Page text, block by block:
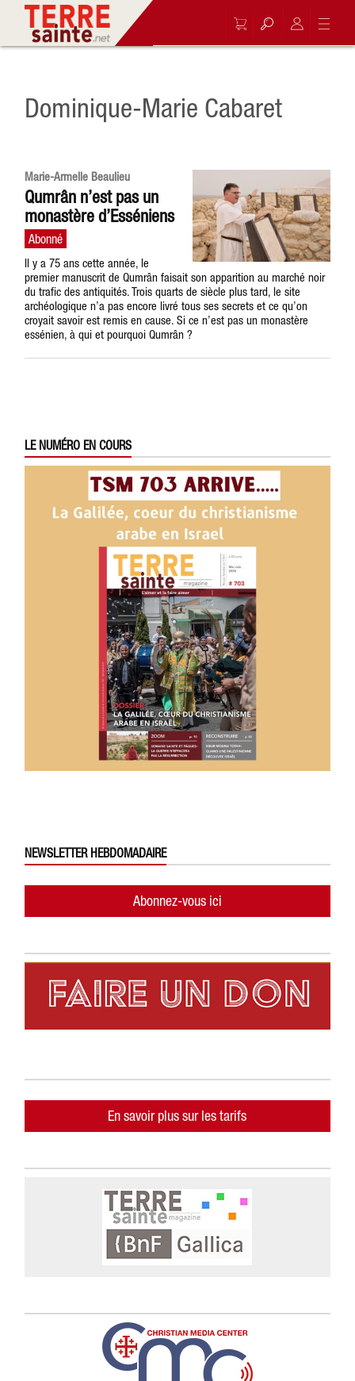
Dominique-Marie Cabaret
Marie-Armelle Beaulieu
Qumrân n’est pas un
monastère d’Esséniens
Il y a 75 ans cette année, le
premier manuscrit de Qumrân faisait son apparition au marché noir
du trafic des antiquités. Trois quarts de siècle plus tard, le site
archéologique n’a pas encore livré tous ses secrets et ce qu’on
croyait savoir est remis en cause. Si ce n’est pas un monastère
essénien, à qui et pourquoi Qumrân ?
LE NUMÉRO EN COURS
NEWSLETTER HEBDOMADAIRE
Abonnez-vous ici
En savoir plus sur les tarifs